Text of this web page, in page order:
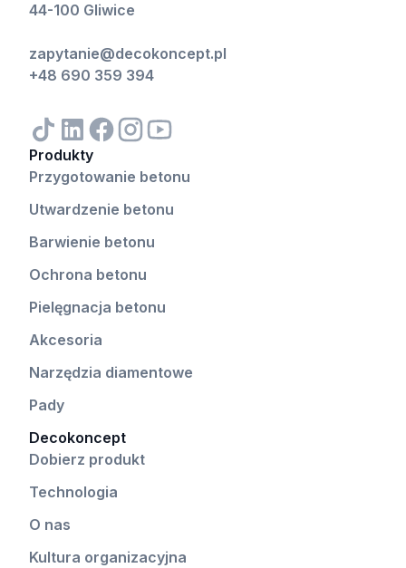
44-100 Gliwice
zapytanie@decokoncept.pl
+48 690 359 394
Produkty
Przygotowanie betonu
Utwardzenie betonu
Barwienie betonu
Ochrona betonu
Pielęgnacja betonu
Akcesoria
Narzędzia diamentowe
Pady
Decokoncept
Dobierz produkt
Technologia
O nas
Kultura organizacyjna